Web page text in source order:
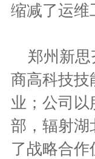
缩减了运维
郑州新思
商高科技技
业；公司以
部，辐射湖
了战略合